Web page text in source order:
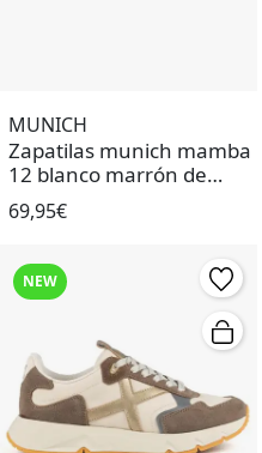
MUNICH
Zapatilas munich mamba
12 blanco marrón de
mujer.
69,95€
NEW